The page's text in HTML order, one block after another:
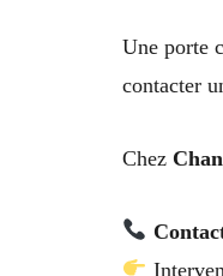
Une porte
contacter
Chez